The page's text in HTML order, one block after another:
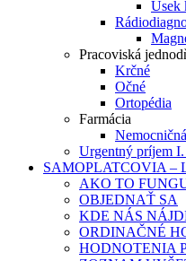
Úsek
Pracoviská
Krčné
Očné
Ortopédia
Farmácia
Urgentný príjem
SAMOPLATCOVIA –
AKO TO
OBJEDNAŤ SA
KDE NÁS
ORDINAČNÉ
HODNOTENIA